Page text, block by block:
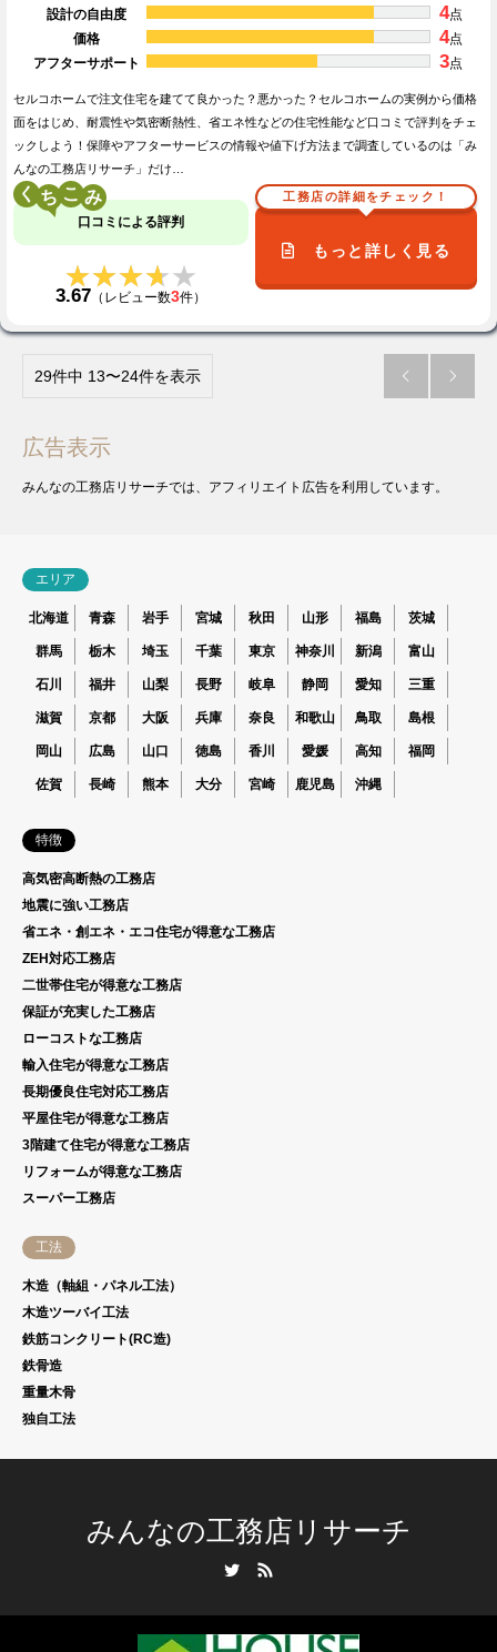
設計の自由度
4点
価格
4点
アフターサポート
3点
セルコホームで注文住宅を建てて良かった？悪かった？セルコホームの実例から価格
面をはじめ、耐震性や気密断熱性、省エネ性などの住宅性能など口コミで評判をチェ
ックしよう！保障やアフターサービスの情報や値下げ方法まで調査しているのは「み
んなの工務店リサーチ」だけ…
く こ
口コミによる評判
★★★★★
★★★★★
3.67 （レビュー数3件）
工務店の詳細をチェック！
もっと詳しく見る
29件中 13〜24件を表示  
広告表示
みんなの工務店リサーチでは、アフィリエイト広告を利用しています。
エリア
北海道 青森 岩手 宮城 秋田 山形 福島 茨城
群馬 栃木 埼玉 千葉 東京 神奈川 新潟 富山
石川 福井 山梨 長野 岐阜 静岡 愛知 三重
滋賀 京都 大阪 兵庫 奈良 和歌山 鳥取 島根
岡山 広島 山口 徳島 香川 愛媛 高知 福岡
佐賀 長崎 熊本 大分 宮崎 鹿児島 沖縄
特徴
高気密高断熱の工務店
地震に強い工務店
省エネ・創エネ・エコ住宅が得意な工務店
ZEH対応工務店
二世帯住宅が得意な工務店
保証が充実した工務店
ローコストな工務店
輸入住宅が得意な工務店
長期優良住宅対応工務店
平屋住宅が得意な工務店
3階建て住宅が得意な工務店
リフォームが得意な工務店
スーパー工務店
工法
木造（軸組・パネル工法）
木造ツーバイ工法
鉄筋コンクリート(RC造)
鉄骨造
重量木骨
独自工法
みんなの工務店リサーチ